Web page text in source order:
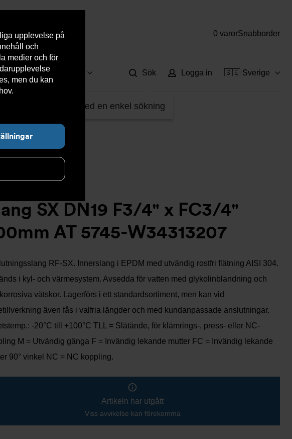
upplevelse på
och
medier och för
men du kan
0 varorSnabborder
oss Kundservice
det du letar efter med en enkel sökning
Sök Logga in 🇸🇪 Sverige
4" 700mm AT 5745-W34313207
SX DN19 F3/4" x FC3/4"
AT 5745-W34313207
RF-SX. Innerslang i EPDM med utvändig rostfri flätning AISI 304.
i kyl- och värmesystem. Avsedda för vatten med glykolinblandning och
vätskor. Lagerförs i ett standardsortiment, men kan vid
även fås i valfria längder och med kundanpassade anslutningar.
-20°C till +100°C TLL = Slätände, för klämrings-, press- eller NC-
M = Utvändig gänga F = Invändig lekande mutter FC = Invändig lekande
90° vinkel NC = NC koppling.
Artikeln har utgått
Viss avvikelse kan förekomma